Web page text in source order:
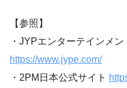
【参照】
・JYPエンターテインメン
https://www.jype.com/
・2PM日本公式サイト